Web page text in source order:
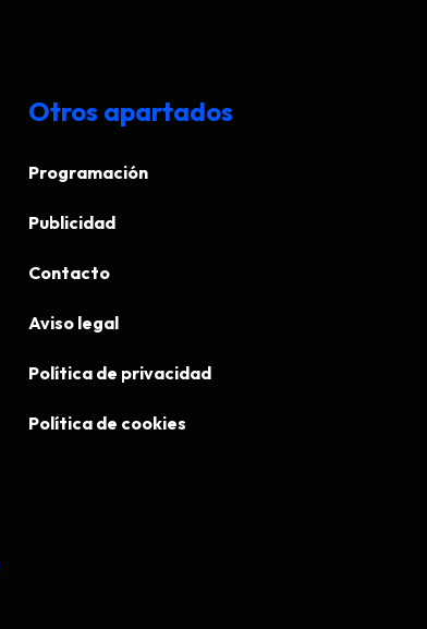
Otros apartados
Programación
Publicidad
Contacto
Aviso legal
Política de privacidad
Política de cookies